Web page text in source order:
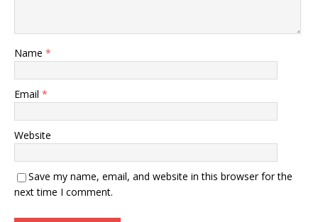
Name *
Email *
Website
Save my name, email, and website in this browser for the
next time I comment.